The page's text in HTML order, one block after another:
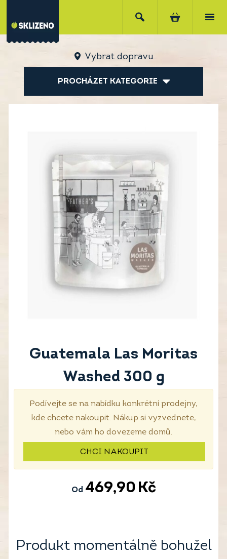
Vybrat dopravu
PROCHÁZET KATEGORIE
Guatemala Las Moritas
Washed 300 g
Podívejte se na nabídku konkrétní prodejny,
kde chcete nakoupit. Nákup si vyzvednete,
nebo vám ho dovezeme domů.
CHCI NAKOUPIT
Od 469,90 Kč
Produkt momentálně bohužel